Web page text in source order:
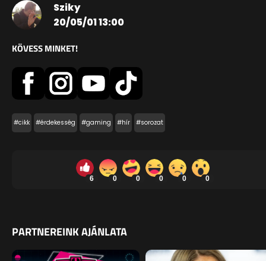
Sziky
20/05/01 13:00
KÖVESS MINKET!
#cikk #érdekesség #gaming #hír #sorozat
6 0 0 0 0 0
PARTNEREINK AJÁNLATA